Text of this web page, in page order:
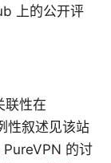
上的公开评
联性在
性叙述见该站
的讨